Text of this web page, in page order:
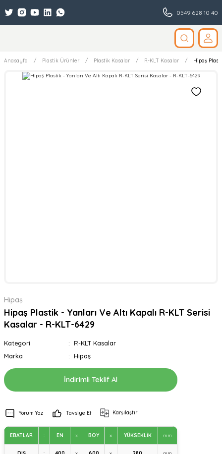
0549 628 10 40
Anasayfa Plastik Ürünler Plastik Kasalar R-KLT Kasalar Hipaş
Hipaş
Hipaş Plastik - Yanları Ve Altı Kapalı R-KLT Serisi
Kasalar - R-KLT-6429
Kategori
R-KLT Kasalar
Marka
Hipaş
İndirimli Teklif Al
Yorum Yaz Tavsiye Et Karşılaştır
EBATLAR : EN x BOY x YÜKSEKLİK mm